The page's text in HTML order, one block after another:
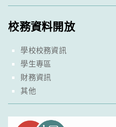
校務資料開放
學校校務資訊
學生專區
財務資訊
其他